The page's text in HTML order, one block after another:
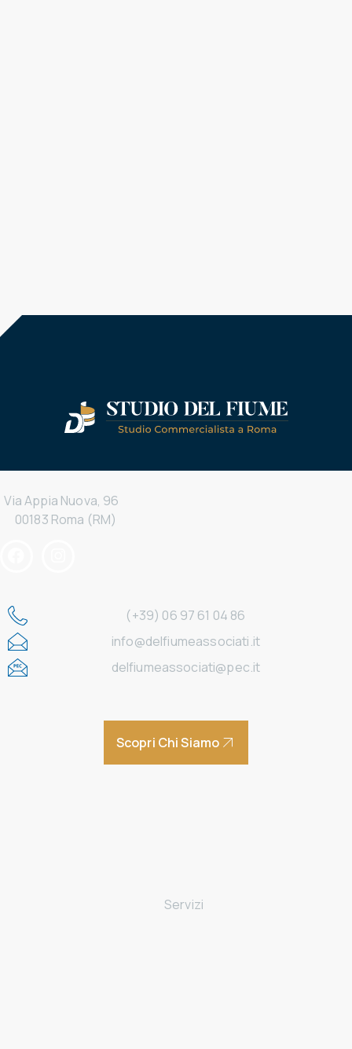
Via Appia Nuova, 96
00183 Roma (RM)
(+39) 06 97 61 04 86
info@delfiumeassociati.it
delfiumeassociati@pec.it
Scopri Chi Siamo
Servizi